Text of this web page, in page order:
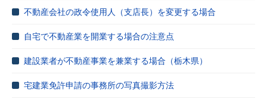
不動産会社の政令使用人（支店長）を変更する場合
自宅で不動産業を開業する場合の注意点
建設業者が不動産事業を兼業する場合（栃木県）
宅建業免許申請の事務所の写真撮影方法